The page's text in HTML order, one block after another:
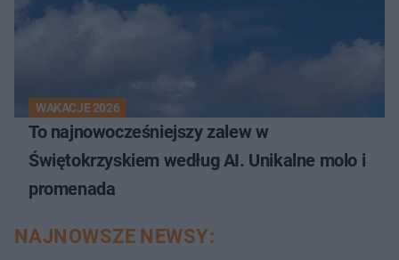
WAKACJE 2026
To najnowocześniejszy zalew w
Świętokrzyskiem według AI. Unikalne molo i
promenada
NAJNOWSZE NEWSY: